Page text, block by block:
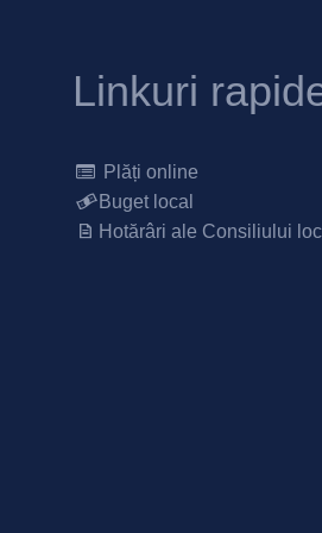
Linkuri
Plăți online
Buget local
Hotărâri ale Consiliului